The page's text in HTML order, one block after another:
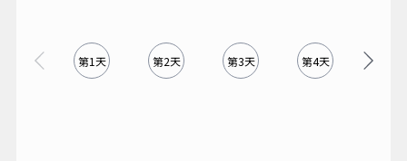
第1天 第2天 第3天 第4天